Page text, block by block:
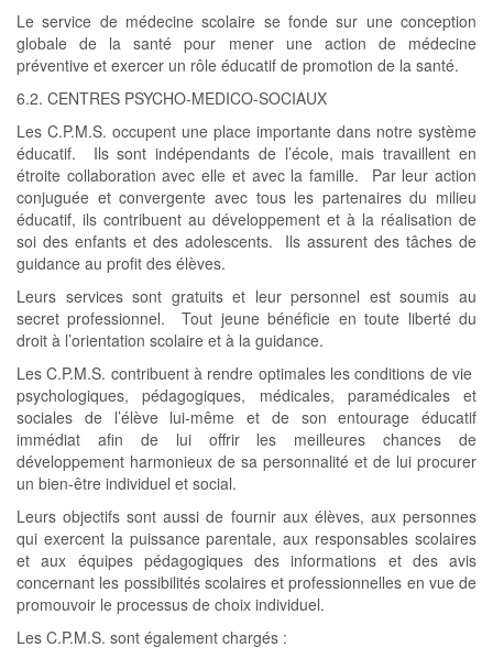
Le service de médecine scolaire se fonde sur une conception
globale de la santé pour mener une action de médecine
préventive et exercer un rôle éducatif de promotion de la santé.
6.2. CENTRES PSYCHO-MEDICO-SOCIAUX
Les C.P.M.S. occupent une place importante dans notre système
éducatif. Ils sont indépendants de l’école, mais travaillent en
étroite collaboration avec elle et avec la famille. Par leur action
conjuguée et convergente avec tous les partenaires du milieu
éducatif, ils contribuent au développement et à la réalisation de
soi des enfants et des adolescents. Ils assurent des tâches de
guidance au profit des élèves.
Leurs services sont gratuits et leur personnel est soumis au
secret professionnel. Tout jeune bénéficie en toute liberté du
droit à l’orientation scolaire et à la guidance.
Les C.P.M.S. contribuent à rendre optimales les conditions de vie
psychologiques, pédagogiques, médicales, paramédicales et
sociales de l’élève lui-même et de son entourage éducatif
immédiat afin de lui offrir les meilleures chances de
développement harmonieux de sa personnalité et de lui procurer
un bien-être individuel et social.
Leurs objectifs sont aussi de fournir aux élèves, aux personnes
qui exercent la puissance parentale, aux responsables scolaires
et aux équipes pédagogiques des informations et des avis
concernant les possibilités scolaires et professionnelles en vue de
promouvoir le processus de choix individuel.
Les C.P.M.S. sont également chargés :